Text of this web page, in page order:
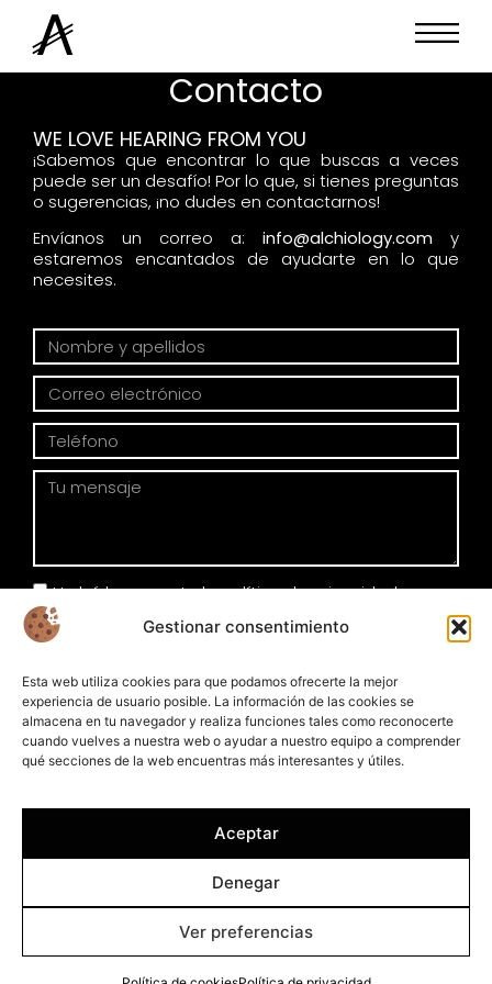
Gestionar consentimiento
Esta web utiliza cookies para que podamos ofrecerte la mejor
experiencia de usuario posible. La información de las cookies se
almacena en tu navegador y realiza funciones tales como reconocerte
cuando vuelves a nuestra web o ayudar a nuestro equipo a comprender
qué secciones de la web encuentras más interesantes y útiles.
Aceptar
Denegar
Ver preferencias
Contacto
WE LOVE HEARING FROM YOU
¡Sabemos que encontrar lo que buscas a veces
puede ser un desafío! Por lo que, si tienes preguntas
o sugerencias, ¡no dudes en contactarnos!
Envíanos un correo a: info@alchiology.com
y
estaremos encantados de ayudarte en lo que
necesites.
He leído y acepto la política de privacidad
Enviar
© 2026 - Plameca S. A. Todos los derechos reservados.